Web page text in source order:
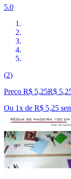
5.0
(2)
Preço R$ 5,25R$ 5,
Ou 1x de R$ 5,25